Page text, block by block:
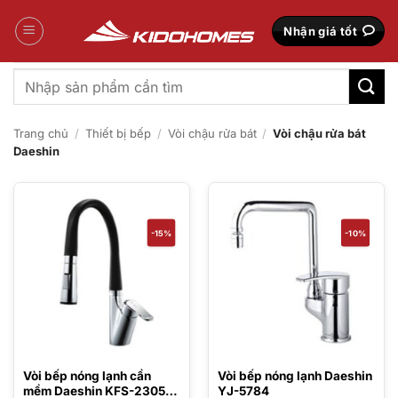
qua
Nhận giá tốt
Tìm
kiếm:
Trang chủ / Thiết bị bếp / Vòi chậu rửa bát / Vòi chậu rửa bát
Daeshin
-15%
Vòi bếp nóng lạnh cần
mềm Daeshin KFS-2305
-10%
Vòi bếp nóng lạnh Daeshin
YJ-5784